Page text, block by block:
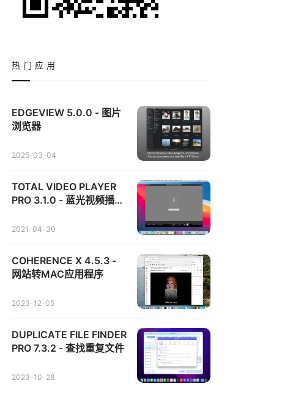
热门应用
EDGEVIEW 5.0.0 - 图片
浏览器
2025-03-04
TOTAL VIDEO PLAYER
PRO 3.1.0 - 蓝光视频播放
2021-04-30
COHERENCE X 4.5.3 -
网站转MAC应用程序
2023-12-05
DUPLICATE FILE FINDER
PRO 7.3.2 - 查找重复文件
2023-10-28